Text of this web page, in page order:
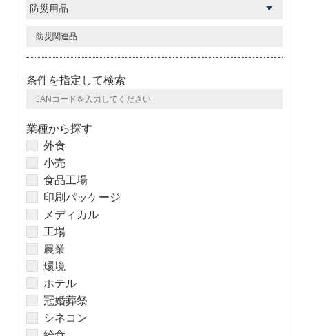
条件を指定して検索
業種から探す
外食
小売
食品工場
印刷パッケージ
メディカル
工場
農業
環境
ホテル
冠婚葬祭
シネコン